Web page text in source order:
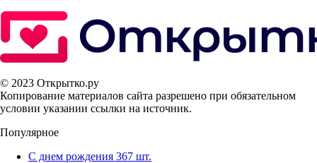
© 2023 Открытко.ру
Копирование материалов сайта разрешено при обязательном
условии указании ссылки на источник.
Популярное
С днем рождения 367 шт.